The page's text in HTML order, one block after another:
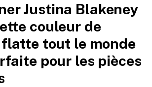
Justina Blakeney
couleur de
tout le monde
pour les pièces